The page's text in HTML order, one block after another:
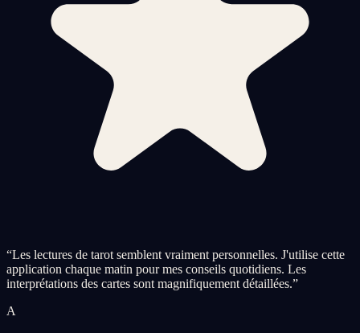
“Les lectures de tarot semblent vraiment personnelles. J'utilise cette
application chaque matin pour mes conseils quotidiens. Les
interprétations des cartes sont magnifiquement détaillées.”
A